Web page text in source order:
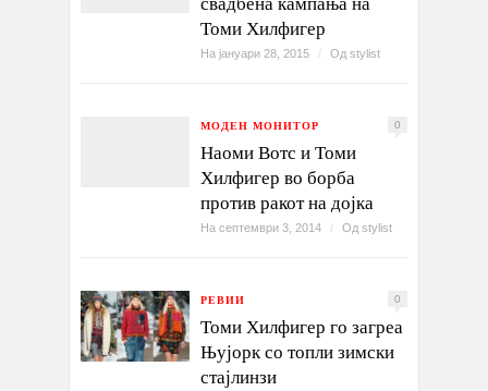
Томи Хилфигер
На јануари 28, 2015 / Од stylist
МОДЕН МОНИТОР 0
Наоми Вотс и Томи
Хилфигер во борба
против ракот на дојка
На септември 3, 2014 / Од stylist
РЕВИИ 0
Томи Хилфигер го загреа
Њујорк со топли зимски
стајлинзи